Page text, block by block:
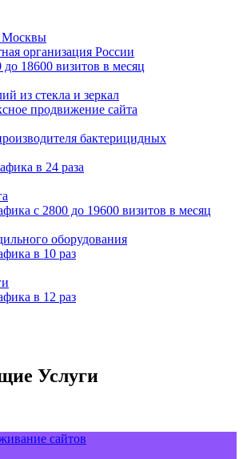
Москвы
организация России
до 18600 визитов в месяц
из стекла и зеркал
продвижение сайта
бактерицидных
в 24 раза
с 2800 до 19600 визитов в месяц
оборудования
в 10 раз
в 12 раз
Услуги
сайтов